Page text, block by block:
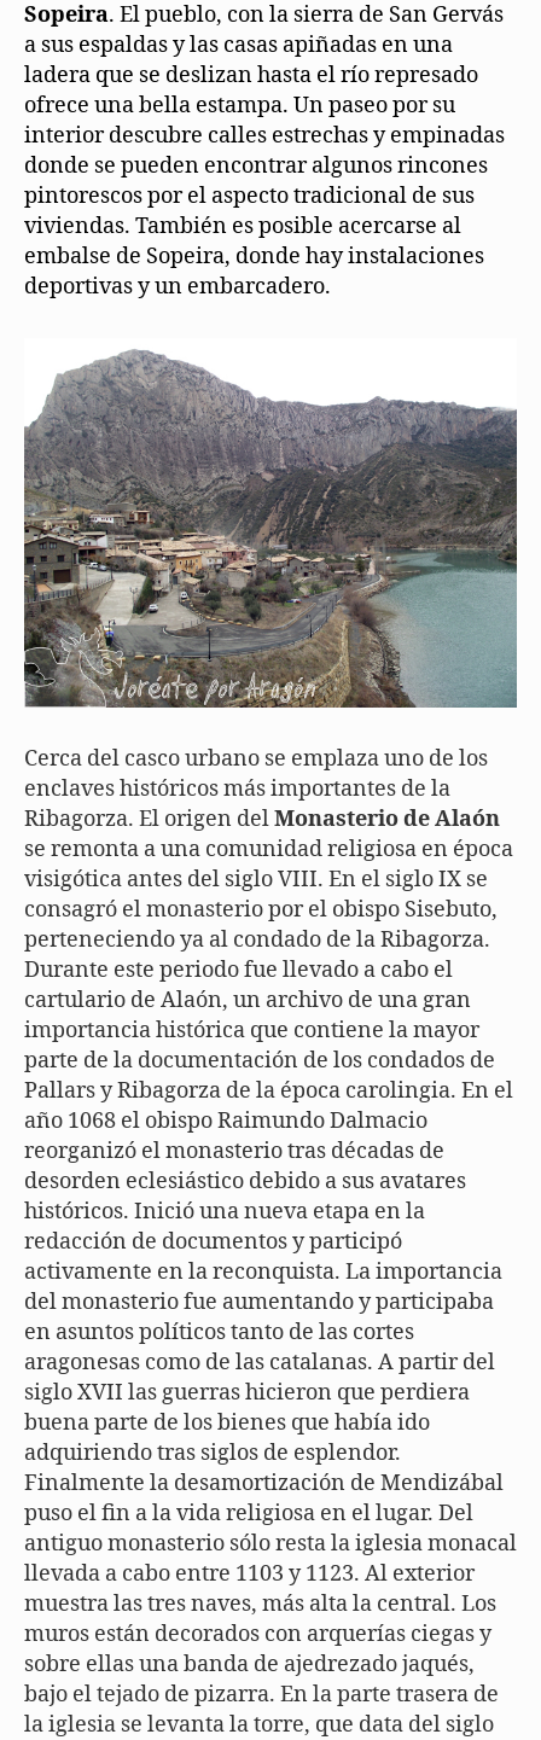
Sopeira. El pueblo, con la sierra de San Gervás
a sus espaldas y las casas apiñadas en una
ladera que se deslizan hasta el río represado
ofrece una bella estampa. Un paseo por su
interior descubre calles estrechas y empinadas
donde se pueden encontrar algunos rincones
pintorescos por el aspecto tradicional de sus
viviendas. También es posible acercarse al
embalse de Sopeira, donde hay instalaciones
deportivas y un embarcadero.
Cerca del casco urbano se emplaza uno de los
enclaves históricos más importantes de la
Ribagorza. El origen delMonasterio de Alaón
se remonta a una comunidad religiosa en época
visigótica antes del siglo VIII. En el siglo IX se
consagró el monasterio por el obispo Sisebuto,
perteneciendo ya al condado de la Ribagorza.
Durante este periodo fue llevado a cabo el
cartulario de Alaón, un archivo de una gran
importancia histórica que contiene la mayor
parte de la documentación de los condados de
Pallars y Ribagorza de la época carolingia. En el
año 1068 el obispo Raimundo Dalmacio
reorganizó el monasterio tras décadas de
desorden eclesiástico debido a sus avatares
históricos. Inició una nueva etapa en la
redacción de documentos y participó
activamente en la reconquista. La importancia
del monasterio fue aumentando y participaba
en asuntos políticos tanto de las cortes
aragonesas como de las catalanas. A partir del
siglo XVII las guerras hicieron que perdiera
buena parte de los bienes que había ido
adquiriendo tras siglos de esplendor.
Finalmente la desamortización de Mendizábal
puso el fin a la vida religiosa en el lugar. Del
antiguo monasterio sólo resta la iglesia monacal
llevada a cabo entre 1103 y 1123. Al exterior
muestra las tres naves, más alta la central. Los
muros están decorados con arquerías ciegas y
sobre ellas una banda de ajedrezado jaqués,
bajo el tejado de pizarra. En la parte trasera de
la iglesia se levanta la torre, que data del siglo